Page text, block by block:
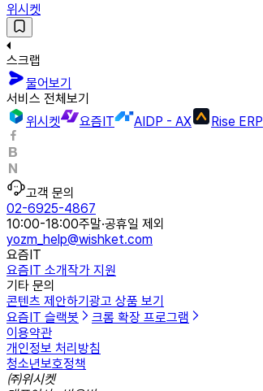
위시켓
스크랩
물어보기
서비스 전체보기
위시켓
요즘IT AIDP - AX Rise ERP
고객 문의
02-6925-4867
10:00-18:00주말·공휴일 제외
yozm_help@wishket.com
요즘IT
요즘IT 소개작가 지원
기타 문의
콘텐츠 제안하기광고 상품 보기
요즘IT 슬랙봇
크롬 확장 프로그램
이용약관
개인정보 처리방침
청소년보호정책
㈜위시켓